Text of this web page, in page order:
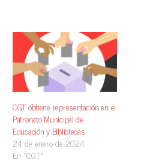
CGT obtiene representación en el
Patronato Municipal de
Educación y Bibliotecas
24 de enero de 2024
En «CGT»